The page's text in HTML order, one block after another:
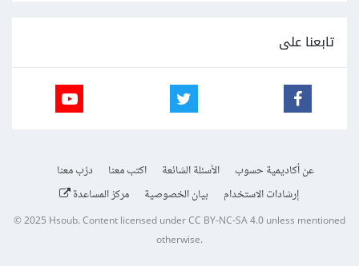
تابعنا على
عن أكاديمية حسوب الأسئلة الشائعة اكتب معنا
درّب معنا
إرشادات الاستخدام
بيان الخصوصية مركز المساعدة
© 2025Hsoub.Content licensed underCC BY-NC-SA 4.0unless mentioned
otherwise.